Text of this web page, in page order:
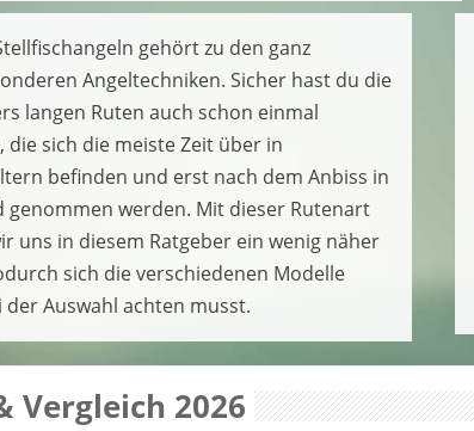
gehört zu den ganz
Angeltechniken. Sicher hast du die
langen Ruten auch schon einmal
die sich die meiste Zeit über in
befinden und erst nach dem Anbiss in
genommen werden. Mit dieser Rutenart
uns in diesem Ratgeber ein wenig näher
sich die verschiedenen Modelle
Auswahl achten musst.
Vergleich 2026